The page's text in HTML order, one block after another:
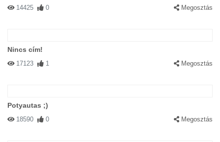
14425 0 Megosztás
Nincs cím!
17123 1 Megosztás
Potyautas ;)
18590 0 Megosztás